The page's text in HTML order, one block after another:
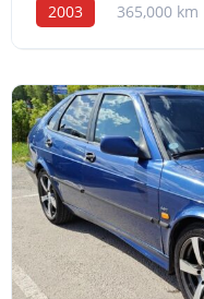
2003 365,000 km